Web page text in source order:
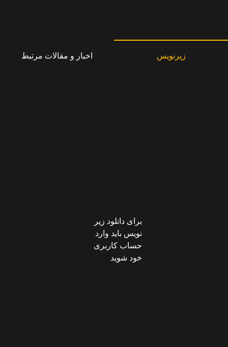
زیرنویس اخبار و مقالات مرتبط
برای دانلود زیر
نویس باید وارد
حساب کاربری
خود شوید